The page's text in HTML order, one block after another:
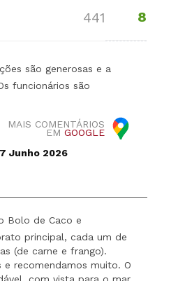
441 8
são generosas e a
funcionários são
MAIS COMENTÁRIOS
EM GOOGLE
Junho 2026
Bolo de Caco e
principal, cada um de
(de carne e frango).
e recomendamos muito. O